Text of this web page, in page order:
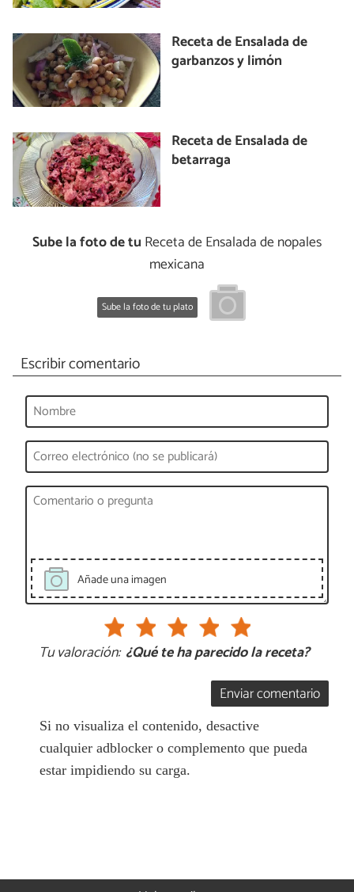
Receta de Ensalada de
garbanzos y limón
Receta de Ensalada de
betarraga
Sube la foto de tu Receta de Ensalada de nopales
mexicana
Sube la foto de tu plato
Escribir comentario
Añade una imagen
Tu valoración: ¿Qué te ha parecido la receta?
Enviar comentario
Si no visualiza el contenido, desactive
cualquier adblocker o complemento que pueda
estar impidiendo su carga.